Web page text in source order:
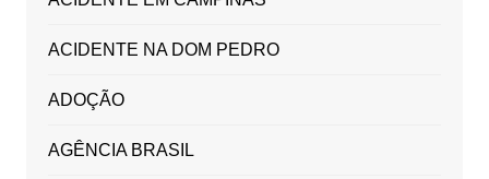
ACIDENTE NA DOM PEDRO
ADOÇÃO
AGÊNCIA BRASIL